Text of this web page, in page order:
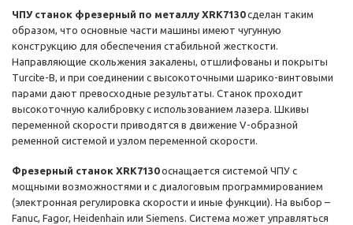
ЧПУ станок фрезерный по металлу XRK7130сделан таким
образом, что основные части машины имеют чугунную
конструкцию для обеспечения стабильной жесткости.
Направляющие скольжения закалены, отшлифованы и покрыты
Turcite-B, и при соединении с высокоточными шарико-винтовыми
парами дают превосходные результаты. Станок проходит
высокоточную калибровку с использованием лазера. Шкивы
переменной скорости приводятся в движение V-образной
ременной системой и узлом переменной скорости.
Фрезерный станок XRK7130оснащается системой ЧПУ с
мощными возможностями и с диалоговым программированием
(электронная регулировка скорости и иные функции). На выбор –
Fanuc, Fagor, Heidenhain или Siemens. Система может управляться